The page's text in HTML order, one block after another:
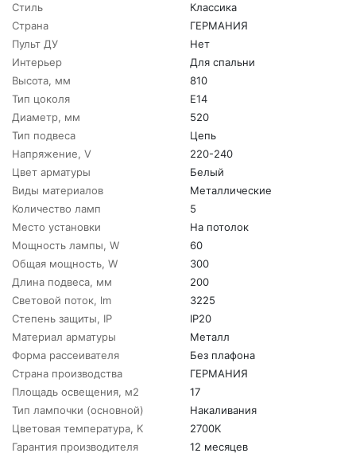
Стиль
Классика
Страна
ГЕРМАНИЯ
Пульт ДУ
Нет
Интерьер
Для спальни
Высота, мм
810
Тип цоколя
E14
Диаметр, мм
520
Тип подвеса
Цепь
Напряжение, V
220-240
Цвет арматуры
Белый
Виды материалов
Металлические
Количество ламп
5
Место установки
На потолок
Мощность лампы, W
60
Общая мощность, W
300
Длина подвеса, мм
200
Световой поток, lm
3225
Степень защиты, IP
IP20
Материал арматуры
Металл
Форма рассеивателя
Без плафона
Страна производства
ГЕРМАНИЯ
Площадь освещения, м2
17
Тип лампочки (основной)
Накаливания
Цветовая температура, K
2700K
Гарантия производителя
12 месяцев